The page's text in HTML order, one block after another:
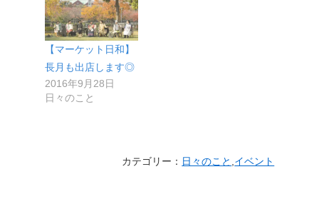
【マーケット日和】
長月も出店します◎
2016年9月28日
日々のこと
カテゴリー： 日々のこと イベント